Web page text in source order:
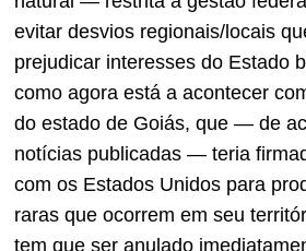
evitar desvios regionais/locais
prejudicar interesses do Estado
como agora está a acontecer
do estado de Goiás, que — de
notícias publicadas — teria
com os Estados Unidos para
raras que ocorrem em seu
tem que ser anulado